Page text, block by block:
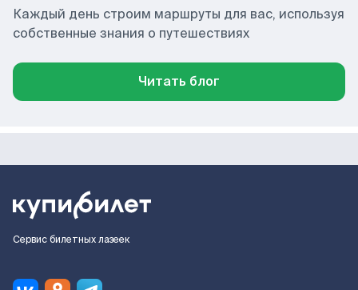
Каждый день строим маршруты для вас, используя
собственные знания о путешествиях
Читать блог
Сервис билетных лазеек